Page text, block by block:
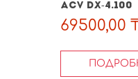
ACV DX-4.100
69500,00